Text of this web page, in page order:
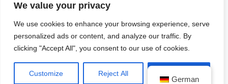
We value your privacy
We use cookies to enhance your browsing experience, serve
personalized ads or content, and analyze our traffic. By
clicking "Accept All", you consent to our use of cookies.
Customize Reject All
En cuanto a las pesas,el chaleco pesa 4.5kg,
pero conforme necesitas agregar más peso, tiene
capacidad extra de entre dos y cinco
, dependiendo el tamaño del chaleco.
German